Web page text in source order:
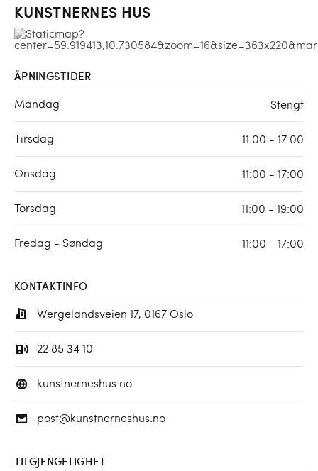
KUNSTNERNES HUS
ÅPNINGSTIDER
Mandag Stengt
Tirsdag 11:00 - 17:00
Onsdag 11:00 - 17:00
Torsdag 11:00 - 19:00
Fredag - Søndag 11:00 - 17:00
KONTAKTINFO
Wergelandsveien 17, 0167 Oslo
22 85 34 10
kunstnerneshus.no
post@kunstnerneshus.no
TILGJENGELIGHET